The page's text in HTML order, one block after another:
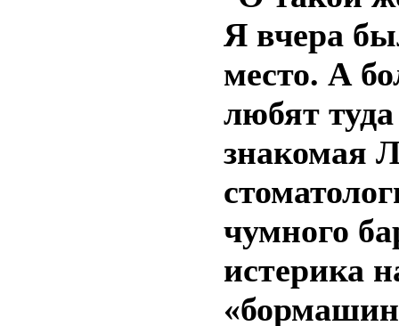
Я вчера
место. А
любят
знакомая
чумного
истерика